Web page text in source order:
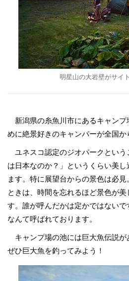
明星山の大岩壁がサイ
新潟県の糸魚川市にあるキャンプ
めに絶景好きのキャンパーが全国か
ユネスコ認定のジオパークという
は日本なのか？」というくらい美
ます。特に展望台からの景色は必
ときは、時間を忘れるほど景色が
す。誰が呼んだかは定かではないで
なんて呼ばれております。
キャンプ場の池には巨大魚伝説が
ぜひ巨大魚を釣ってみよう！